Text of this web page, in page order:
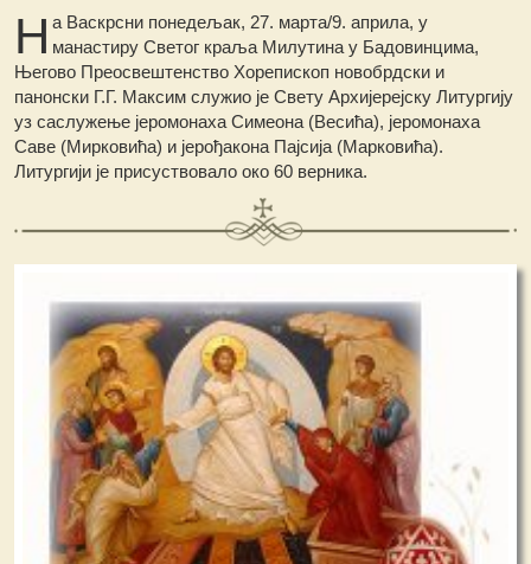
Н а Васкрсни понедељак, 27. марта/9. априла, у
манастиру Светог краља Милутина у Бадовинцима,
Његово Преосвештенство Хорепископ новобрдски и
панонски Г.Г. Максим служио је Свету Архијерејску Литургију
уз саслужење јеромонаха Симеона (Весића), јеромонаха
Саве (Мирковића) и јерођакона Пајсија (Марковића).
Литургији је присуствовало око 60 верника.